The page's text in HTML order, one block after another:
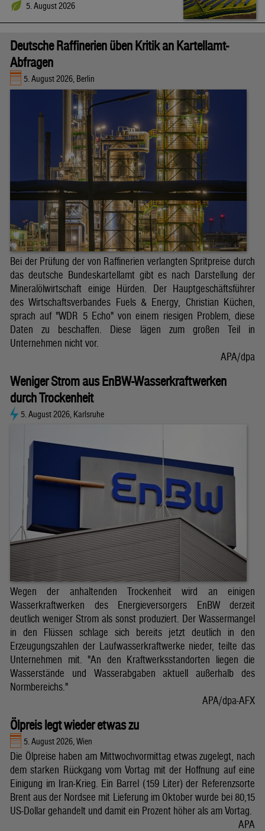
5. August 2026
Deutsche Raffinerien üben Kritik an Kartellamt-
Abfragen
5. August 2026, Berlin
Bei der Prüfung der von Raffinerien verlangten Spritpreise durch
das deutsche Bundeskartellamt gibt es nach Darstellung der
Mineralölwirtschaft einige Hürden. Der Hauptgeschäftsführer
des Wirtschaftsverbandes Fuels & Energy, Christian Küchen,
sprach auf "WDR 5 Echo" von einem riesigen Problem, diese
Daten zu beschaffen. Diese lägen zum großen Teil in
Unternehmen nicht vor.
APA/dpa
Weniger Strom aus EnBW-Wasserkraftwerken
durch Trockenheit
5. August 2026, Karlsruhe
Wegen der anhaltenden Trockenheit wird an einigen
Wasserkraftwerken des Energieversorgers EnBW derzeit
deutlich weniger Strom als sonst produziert. Der Wassermangel
in den Flüssen schlage sich bereits jetzt deutlich in den
Erzeugungszahlen der Laufwasserkraftwerke nieder, teilte das
Unternehmen mit. "An den Kraftwerksstandorten liegen die
Wasserstände und Wasserabgaben aktuell außerhalb des
Normbereichs."
APA/dpa-AFX
Ölpreis legt wieder etwas zu
5. August 2026, Wien
Die Ölpreise haben am Mittwochvormittag etwas zugelegt, nach
dem starken Rückgang vom Vortag mit der Hoffnung auf eine
Einigung im Iran-Krieg. Ein Barrel (159 Liter) der Referenzsorte
Brent aus der Nordsee mit Lieferung im Oktober wurde bei 80,15
US-Dollar gehandelt und damit ein Prozent höher als am Vortag.
APA